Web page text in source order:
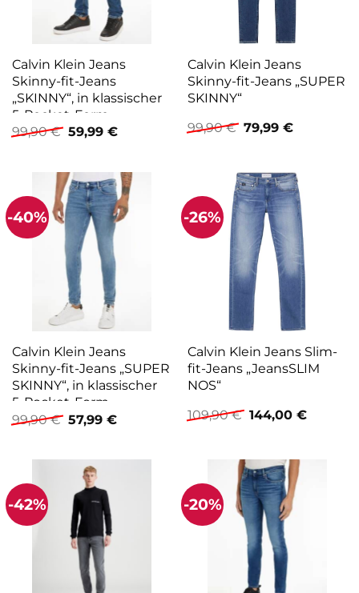
Calvin Klein Jeans
Skinny-fit-Jeans
„SKINNY“, in klassischer
5-Pocket-Form
99,90€ Ursprünglicher
Preis
99,90 €
59,99 €Aktueller
59,99 €.
Calvin Klein Jeans
Skinny-fit-Jeans „SUPER
SKINNY“
99,90€ Ursprünglicher
Preis
79,99 €Aktueller
-40%
Calvin Klein Jeans
Skinny-fit-Jeans „SUPER
SKINNY“, in klassischer
5-Pocket-Form
99,90€ Ursprünglicher
Preis
99,90 €
57,99 €Aktueller
57,99 €.
-26%
Calvin Klein Jeans Slim-
fit-Jeans „JeansSLIM
NOS“
109,90€ Ursprünglicher
Preis
144,00 €
-42% -20%